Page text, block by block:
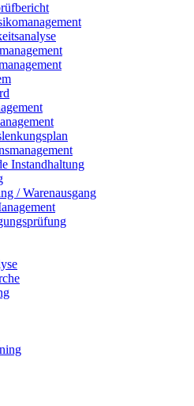
Instandhaltung
/ Warenausgang